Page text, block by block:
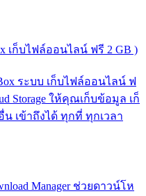
เก็บไฟล์ออนไลน์ ฟรี 2 GB )
ระบบ เก็บไฟล์ออนไลน์ ฟ
Storage ให้คุณเก็บข้อมูล เก็
เข้าถึงได้ ทุกที่ ทุกเวลา
Manager ช่วยดาวน์โห